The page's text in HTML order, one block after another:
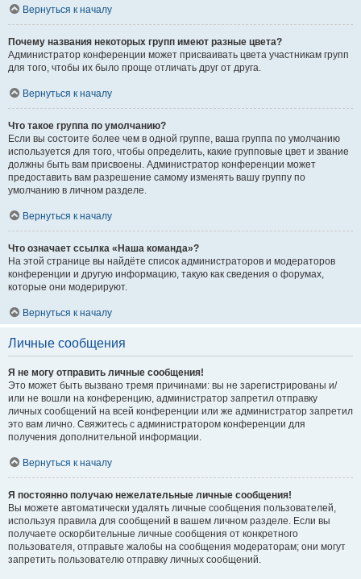
Вернуться к началу
Почему названия некоторых групп имеют разные цвета?
Администратор конференции может присваивать цвета участникам групп
для того, чтобы их было проще отличать друг от друга.
Вернуться к началу
Что такое группа по умолчанию?
Если вы состоите более чем в одной группе, ваша группа по умолчанию
используется для того, чтобы определить, какие групповые цвет и звание
должны быть вам присвоены. Администратор конференции может
предоставить вам разрешение самому изменять вашу группу по
умолчанию в личном разделе.
Вернуться к началу
Что означает ссылка «Наша команда»?
На этой странице вы найдёте список администраторов и модераторов
конференции и другую информацию, такую как сведения о форумах,
которые они модерируют.
Вернуться к началу
Личные сообщения
Я не могу отправить личные сообщения!
Это может быть вызвано тремя причинами: вы не зарегистрированы и/
или не вошли на конференцию, администратор запретил отправку
личных сообщений на всей конференции или же администратор запретил
это вам лично. Свяжитесь с администратором конференции для
получения дополнительной информации.
Вернуться к началу
Я постоянно получаю нежелательные личные сообщения!
Вы можете автоматически удалять личные сообщения пользователей,
используя правила для сообщений в вашем личном разделе. Если вы
получаете оскорбительные личные сообщения от конкретного
пользователя, отправьте жалобы на сообщения модераторам; они могут
запретить пользователю отправку личных сообщений.